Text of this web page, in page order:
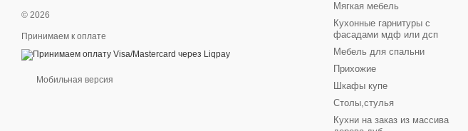
© 2026
Принимаем к оплате
Мобильная версия
Мягкая мебель
Кухонные гарнитуры с
фасадами мдф или дсп
Мебель для спальни
Прихожие
Шкафы купе
Столы,стулья
Кухни на заказ из массива